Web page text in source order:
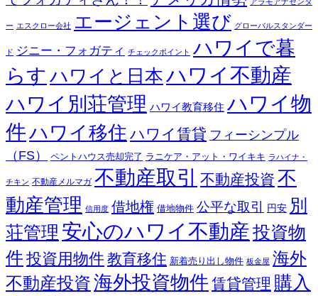
ー エスクロー会社 エージェント選び グローバルスタンダー
ド ジニー・フォガティ チェックポイント ハワイで暮
らす ハワイと日本ハワイ不動産
ハワイ別荘管理 ハワイ教育移住 ハワイ物
件ハワイ移住 ハワイ賃貸 フィーシンプル
（FS）
ペントハウス売却完了 ラニケア・アット・ワイキキ ラハイナ・
チキン 不動産メルマガ 不動産取引 不動産投資 不
動産管理 信用度 借地権 借地物件 公平な取引 円安 別
荘管理 安心のハワイ不動産投資物
件 投資用物件教育移住 新着売り出し物件 板金屋 海外
不動産投資海外投資物件 賃貸管理 購入